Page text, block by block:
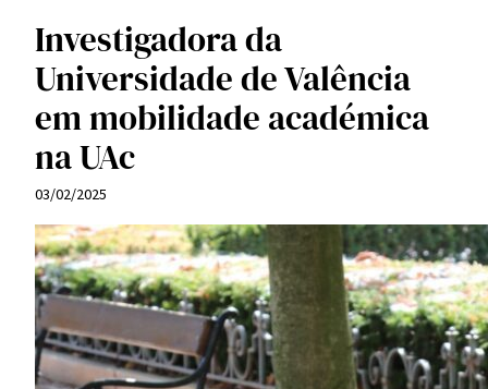
Investigadora da
Universidade de Valência
em mobilidade académica
na UAc
03/02/2025